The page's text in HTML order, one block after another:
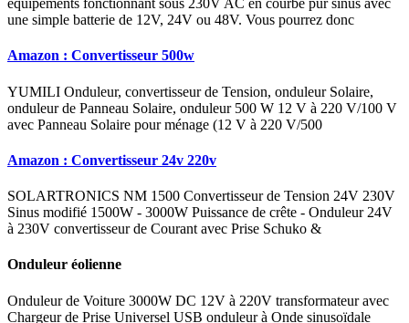
équipements fonctionnant sous 230V AC en courbe pur sinus avec
une simple batterie de 12V, 24V ou 48V. Vous pourrez donc
Amazon : Convertisseur 500w
YUMILI Onduleur, convertisseur de Tension, onduleur Solaire,
onduleur de Panneau Solaire, onduleur 500 W 12 V à 220 V/100 V
avec Panneau Solaire pour ménage (12 V à 220 V/500
Amazon : Convertisseur 24v 220v
SOLARTRONICS NM 1500 Convertisseur de Tension 24V 230V
Sinus modifié 1500W - 3000W Puissance de crête - Onduleur 24V
à 230V convertisseur de Courant avec Prise Schuko &
Onduleur éolienne
Onduleur de Voiture 3000W DC 12V à 220V transformateur avec
Chargeur de Prise Universel USB onduleur à Onde sinusoïdale